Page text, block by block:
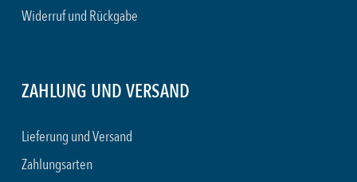
Widerruf und Rückgabe
ZAHLUNG UND VERSAND
Lieferung und Versand
Zahlungsarten